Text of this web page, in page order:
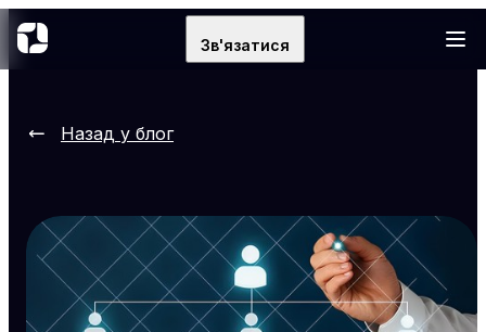
Зв'язатися
Назад у блог